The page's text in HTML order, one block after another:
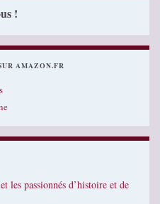
!
AMAZON.FR
les passionnés d’histoire et de